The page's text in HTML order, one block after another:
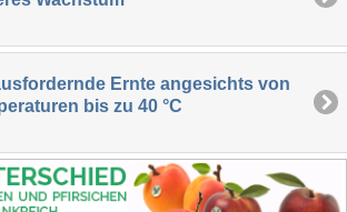
Ernte angesichts von
bis zu 40 °C